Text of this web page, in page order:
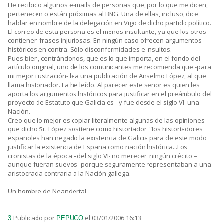
He recibido algunos e-mails de personas que, por lo que me dicen,
pertenecen o están próximas al BNG. Una de ellas, incluso, dice
hablar en nombre de la delegación en Vigo de dicho partido político.
El correo de esta persona es el menos insultante, ya que los otros
contienen frases injuriosas. En ningún caso ofrecen argumentos
históricos en contra. Sólo disconformidades e insultos.
Pues bien, centrándonos, que es lo que importa, en el fondo del
artículo original, uno de los comunicantes me recomienda que -para
mi mejor ilustración- lea una publicación de Anselmo López, al que
llama historiador. La he leído. Al parecer este señor es quien les
aporta los argumentos históricos para justificar en el preámbulo del
proyecto de Estatuto que Galicia es –y fue desde el siglo VI- una
Nación.
Creo que lo mejor es copiar literalmente algunas de las opiniones
que dicho Sr. López sostiene como historiador: “los historiadores
españoles han negado la existencia de Galicia para de este modo
justificar la existencia de España como nación histórica...Los
cronistas de la época –del siglo VI- no merecen ningún crédito –
aunque fueran suevos- porque seguramente representaban a una
aristocracia contraria a la Nación gallega.
Un hombre de Neandertal
3.Publicado por PEPUCO el 03/01/2006 16:13